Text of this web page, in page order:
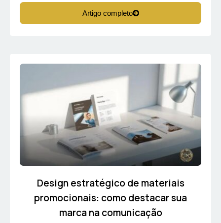
Artigo completo
Design estratégico de materiais
promocionais: como destacar sua
marca na comunicação